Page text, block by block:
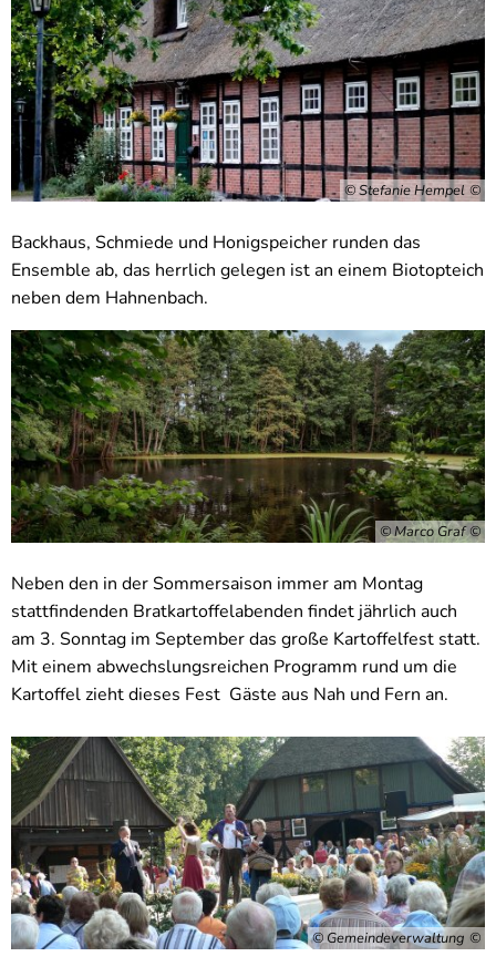
© Stefanie Hempel
Backhaus, Schmiede und Honigspeicher runden das
Ensemble ab, das herrlich gelegen ist an einem Biotopteich
neben dem Hahnenbach.
© Marco Graf
Neben den in der Sommersaison immer am Montag
stattfindenden Bratkartoffelabenden findet jährlich auch
am 3. Sonntag im September das große Kartoffelfest statt.
Mit einem abwechslungsreichen Programm rund um die
Kartoffel zieht dieses Fest Gäste aus Nah und Fern an.
© Gemeindeverwaltung